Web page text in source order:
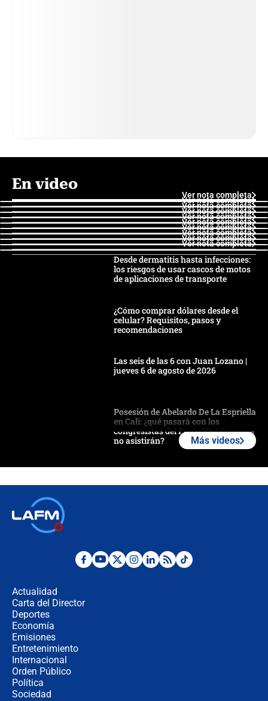
En video
Ver nota completa
Ver nota completa
Ver nota completa
Ver nota completa
Ver nota completa
Ver nota completa
Ver nota completa
Ver nota completa
Ver nota completa
Ver nota completa
Desde dermatitis hasta infecciones:
los riesgos de usar cascos de motos
de aplicaciones de transporte
¿Cómo comprar dólares desde el
celular? Requisitos, pasos y
recomendaciones
Las seis de las 6 con Juan Lozano |
jueves 6 de agosto de 2026
Posesión de Abelardo De La Espriella
en Cali: ¿qué pasará con los
congresistas del Pacto Histórico que
no asistirán?
¿Por qué De la Espriella gobernará
Más videos
Actualidad
Carta del Director
Deportes
Economía
Emisiones
Entretenimiento
Internacional
Orden Público
Política
Sociedad